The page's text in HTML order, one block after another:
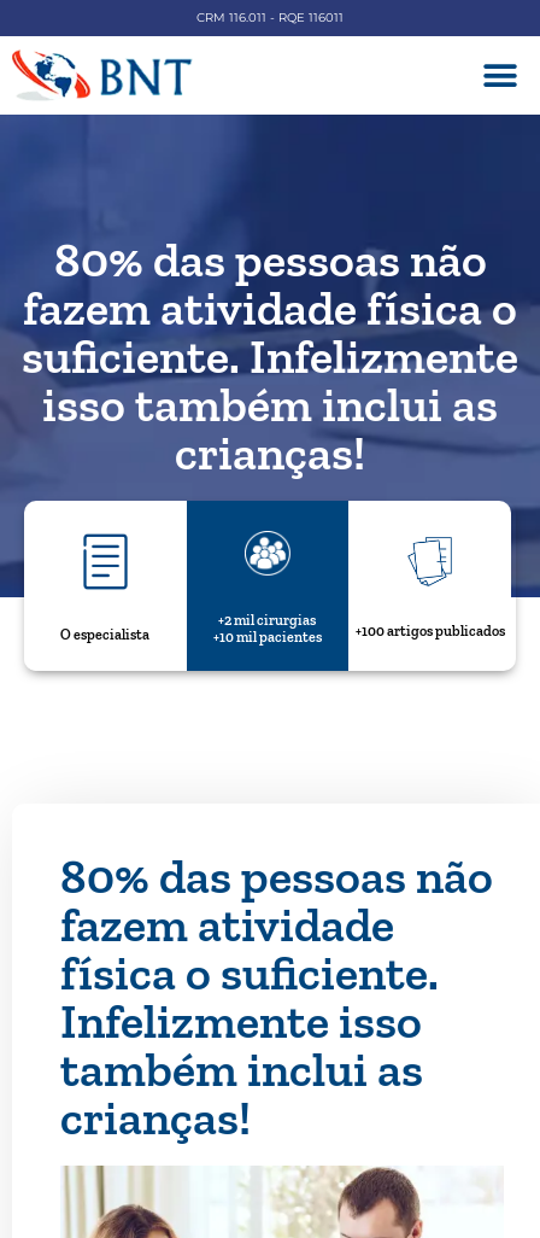
CRM 116.011 - RQE 116011
80% das pessoas não
fazem atividade física o
suficiente. Infelizmente
isso também inclui as
crianças!
O especialista
+2 mil cirurgias
+10 mil pacientes
+100 artigos publicados
80% das pessoas não
fazem atividade
física o suficiente.
Infelizmente isso
também inclui as
crianças!